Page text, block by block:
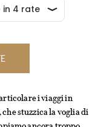
i viaggi in
stuzzica la voglia di